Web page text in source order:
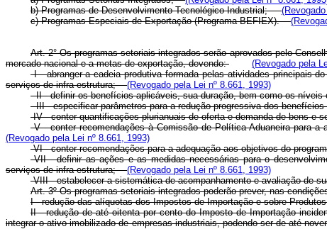
b) Programas de Desenvolvimento Tecnológico Industrial;
c) Programas Especiais de Exportação (Programa-BEFIEX).
Art. 2° Os programas setoriais integrados serão aprovados pelo
mercado nacional e a metas de exportação, devendo:
(Revogado pela
I - abranger a cadeia produtiva formada pelas atividades principais
serviços de infra-estrutura;(Revogado pela Lei nº 8.661, 1993)
II - definir os benefícios aplicáveis, sua duração, bem como os
III - especificar parâmetros para a redução progressiva dos
IV - conter quantificações plurianuais de oferta e demanda de bens e
V - conter recomendações à Comissão de Política Aduaneira para
(Revogado pela Lei nº 8.661, 1993)
VI - conter recomendações para a adequação aos objetivos do
VII - definir as ações e as medidas necessárias para o
serviços de infra-estrutura;(Revogado pela Lei nº 8.661, 1993)
VIII - estabelecer a sistemática de acompanhamento e avaliação de
Art. 3º Os programas setoriais integrados poderão prever, nas
I - redução das alíquotas dos Impostos de Importação e sobre
II - redução de até oitenta por cento do Imposto de Importação
integrar o ativo imobilizado de empresas industriais, podendo ser de até